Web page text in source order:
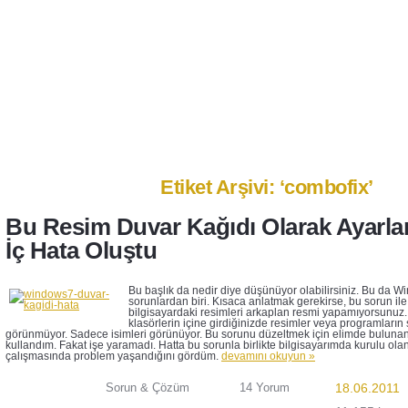
Etiket Arşivi: ‘combofix’
Bu Resim Duvar Kağıdı Olarak
İç Hata Oluştu
Bu başlık da nedir diye düşünüyor olabilirsiniz. Bu da
sorunlardan biri. Kısaca anlatmak gerekirse, bu sorun ile
bilgisayardaki resimleri arkaplan resmi
klasörlerin içine girdiğinizde resimler veya programların
görünmüyor. Sadece isimleri görünüyor. Bu sorunu düzeltmek için elimde bulunan
kullandım. Fakat işe yaramadı. Hatta bu sorunla birlikte bilgisayarımda kurulu olan
çalışmasında problem yaşandığını gördüm. devamını okuyun »
Sorun & Çözüm 14 Yorum
18.06.2011